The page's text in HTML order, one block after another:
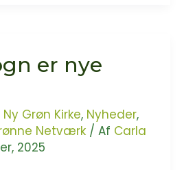
er nye
Ny Grøn Kirke, Nyheder,
Netværk / Af Carla
2025